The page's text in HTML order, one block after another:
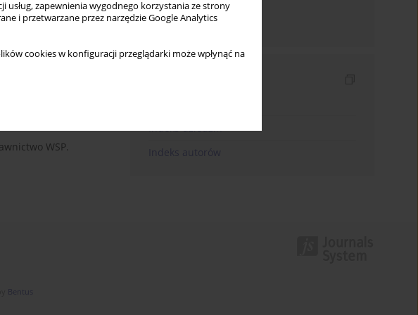
usług, zapewnienia wygodnego korzystania ze strony
i przetwarzane przez narzędzie Google Analytics
cookies w konfiguracji przeglądarki może wpłynąć na
WSP.
Wyślij mailem
Indeks dziedzin
Indeks autorów
Bentus